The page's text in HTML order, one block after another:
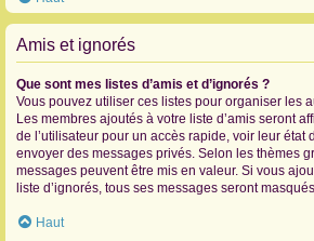
Amis et ignorés
Que sont mes listes d’amis et d’ignorés ?
Vous pouvez utiliser ces listes pour organiser les
Les membres ajoutés à votre liste d’amis seront
de l’utilisateur pour un accès rapide, voir leur état
envoyer des messages privés. Selon les thèmes
messages peuvent être mis en valeur. Si vous
liste d’ignorés, tous ses messages seront
Haut